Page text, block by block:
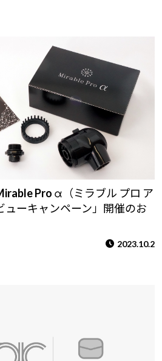
Pro α（ミラブル プロ ア
ューキャンペーン」開催のお
2023.10.2